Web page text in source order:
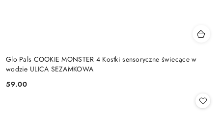
Glo Pals COOKIE MONSTER 4 Kostki sensoryczne świecące w
wodzie ULICA SEZAMKOWA
Cena:
59.00